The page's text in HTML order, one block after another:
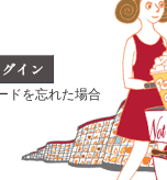
ドを忘れた場合